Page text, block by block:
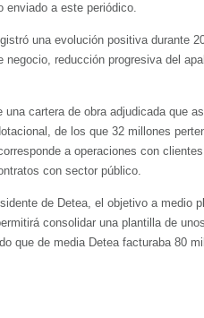
enviado a este periódico.
una evolución positiva durante
negocio, reducción progresiva del
una cartera de obra adjudicada que
de los que 32 millones
a operaciones con
con sector público.
de Detea, el objetivo a medio
consolidar una plantilla de
que de media Detea facturaba 80